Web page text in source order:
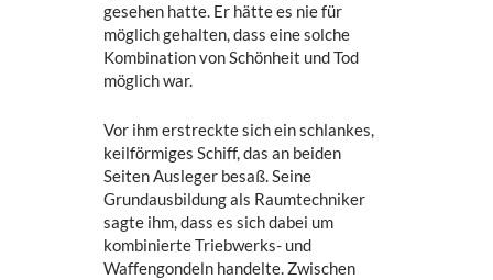
gesehen hatte. Er hätte es nie für
möglich gehalten, dass eine solche
Kombination von Schönheit und Tod
möglich war.
Vor ihm erstreckte sich ein schlankes,
keilförmiges Schiff, das an beiden
Seiten Ausleger besaß. Seine
Grundausbildung als Raumtechniker
sagte ihm, dass es sich dabei um
kombinierte Triebwerks- und
Waffengondeln handelte. Zwischen